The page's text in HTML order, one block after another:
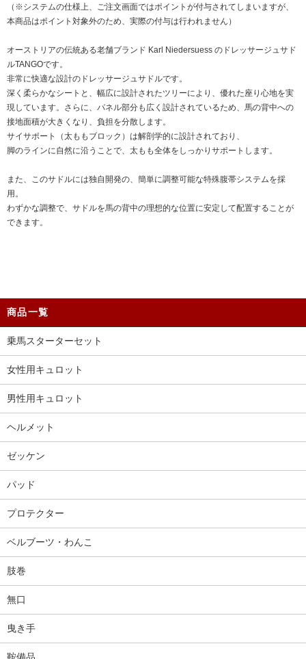
（※システムの仕様上、ご注文画面ではポイントが付与されてしまいますが、
本商品はポイント対象外のため、​実際の付与は行われません）
オーストリアの伝統ある老舗ブランド Karl Niedersuess のドレッサージュサド
ルTANGOです。
非常に快適な設計のドレッサージュサドルです。
深く柔らかなシートと、幅広に設計されたツリーにより、優れた座り心地を実
現しています。さらに、パネル部分も広く設計されているため、馬の背中への
接地面積が大きくなり、負担を分散します。
サイサポート（太ももブロック）は解剖学的に設計されており、
脚のラインに自然に沿うことで、太もも全体をしっかりサポートします。
また、このサドルには独自開発の、簡単に調整可能な特殊腹帯システムを採
用。
わずかな調整で、サドルを馬の背中の理想的な位置に安定して配置することが
できます。
商品一覧
乗馬スターターセット
女性用キュロット
男性用キュロット
ヘルメット
ゼッケン
パッド
プロテクター
ベルブーツ・わんこ
肢巻
無口
曳き手